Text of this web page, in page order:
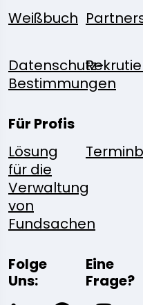
Weißbuch
Datenschutz-
Bestimmungen
Für Profis
Lösung
für die
Verwaltung
von
Fundsachen
Folge
Uns:
Eine
Frage?